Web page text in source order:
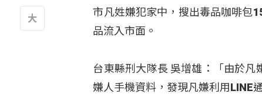
市凡姓嫌犯家中，搜出毒品咖啡包
品流入市面。
台東縣刑大隊長 吳增雄：「由於
嫌人手機資料，發現凡嫌利用LINE